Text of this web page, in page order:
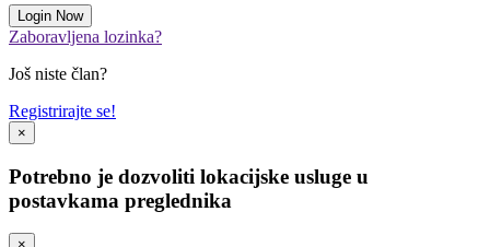
Zaboravljena lozinka?
Još niste član?
Registrirajte se!
×
Potrebno je dozvoliti lokacijske usluge u
postavkama preglednika